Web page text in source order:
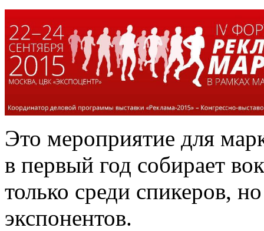
Это мероприятие для
в первый год собирает
только среди спикеров,
экспонентов.